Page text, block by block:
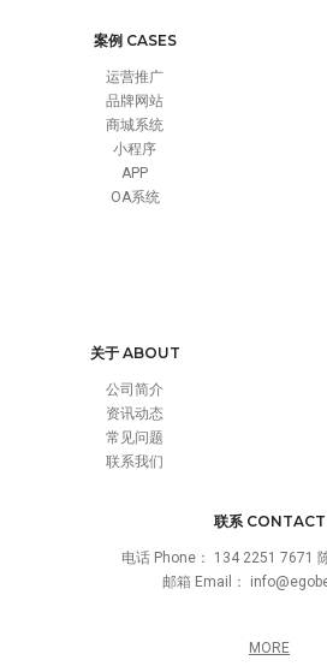
案例 CASES
运营推广
品牌网站
商城系统
小程序
APP
OA系统
关于 ABOUT
公司简介
资讯动态
常见问题
联系我们
联系 CONTACT
电话 Phone： 134 2251 7671
邮箱 Email：
MORE